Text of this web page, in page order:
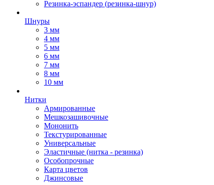
Резинка-эспандер (резинка-шнур)
Шнуры
3 мм
4 мм
5 мм
6 мм
7 мм
8 мм
10 мм
Нитки
Армированные
Мешкозашивочные
Мононить
Текстурированные
Универсальные
Эластичные (нитка - резинка)
Особопрочные
Карта цветов
Джинсовые